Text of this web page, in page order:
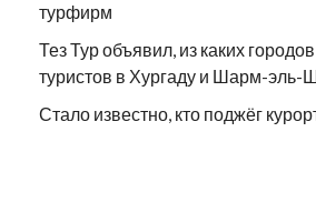
турфирм
Тез Тур объявил, из каких
туристов в Хургаду и Шарм-эль-
Стало известно, кто поджёг